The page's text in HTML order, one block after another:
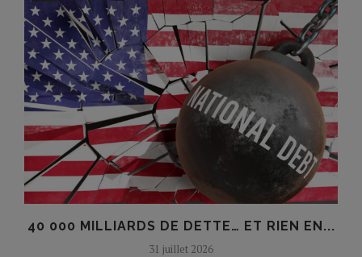
40 000 MILLIARDS DE DETTE… ET RIEN EN...
31 juillet 2026